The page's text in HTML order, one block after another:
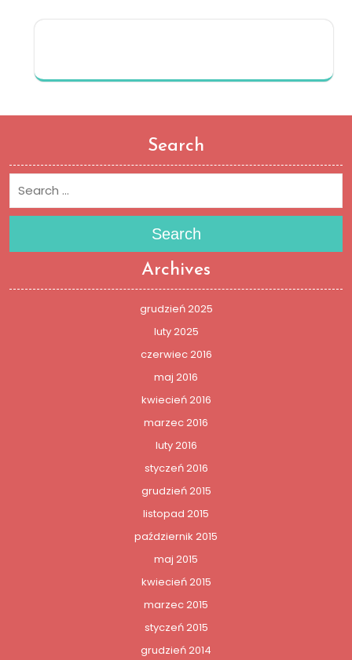
Search
Search
Archives
grudzień 2025
luty 2025
czerwiec 2016
maj 2016
kwiecień 2016
marzec 2016
luty 2016
styczeń 2016
grudzień 2015
listopad 2015
październik 2015
maj 2015
kwiecień 2015
marzec 2015
styczeń 2015
grudzień 2014